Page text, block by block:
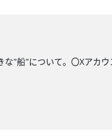
な"船"について。〇Xア